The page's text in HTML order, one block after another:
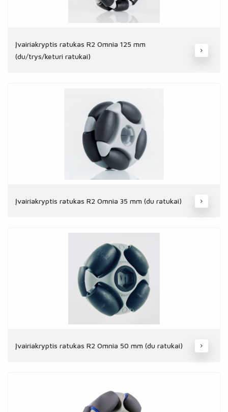
Įvairiakryptis ratukas R2 Omnia 125 mm
(du/trys/keturi ratukai)
Įvairiakryptis ratukas R2 Omnia 35 mm (du ratukai)
Įvairiakryptis ratukas R2 Omnia 50 mm (du ratukai)